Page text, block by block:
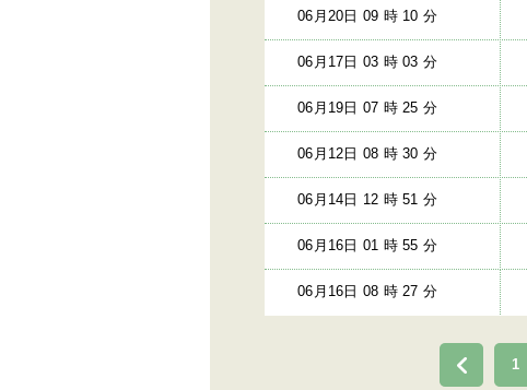
06月20日 09 時 10 分
06月17日 03 時 03 分
06月19日 07 時 25 分
06月12日 08 時 30 分
06月14日 12 時 51 分
06月16日 01 時 55 分
06月16日 08 時 27 分
1